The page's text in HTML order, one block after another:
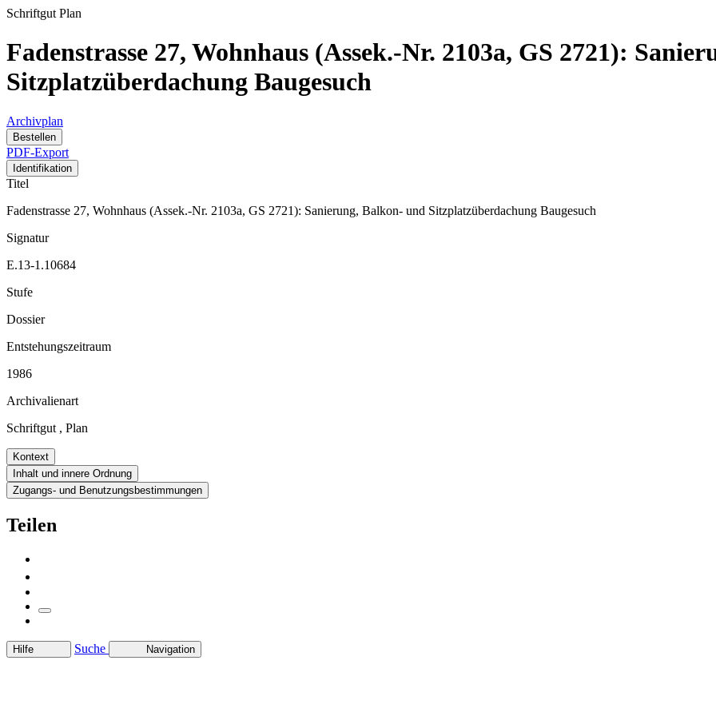
Schriftgut Plan
Fadenstrasse 27, Wohnhaus (Assek.-Nr. 2103a, GS 2721):
Sitzplatzüberdachung Baugesuch
Archivplan
Bestellen
PDF-Export
Identifikation
Titel
Fadenstrasse 27, Wohnhaus (Assek.-Nr. 2103a, GS 2721): Sanierung, Balkon- und Sitzplatzüberdachung Baugesuch
Signatur
E.13-1.10684
Stufe
Dossier
Entstehungszeitraum
1986
Archivalienart
Schriftgut , Plan
Kontext
Inhalt und innere Ordnung
Zugangs- und Benutzungsbestimmungen
Teilen
Hilfe Suche Navigation